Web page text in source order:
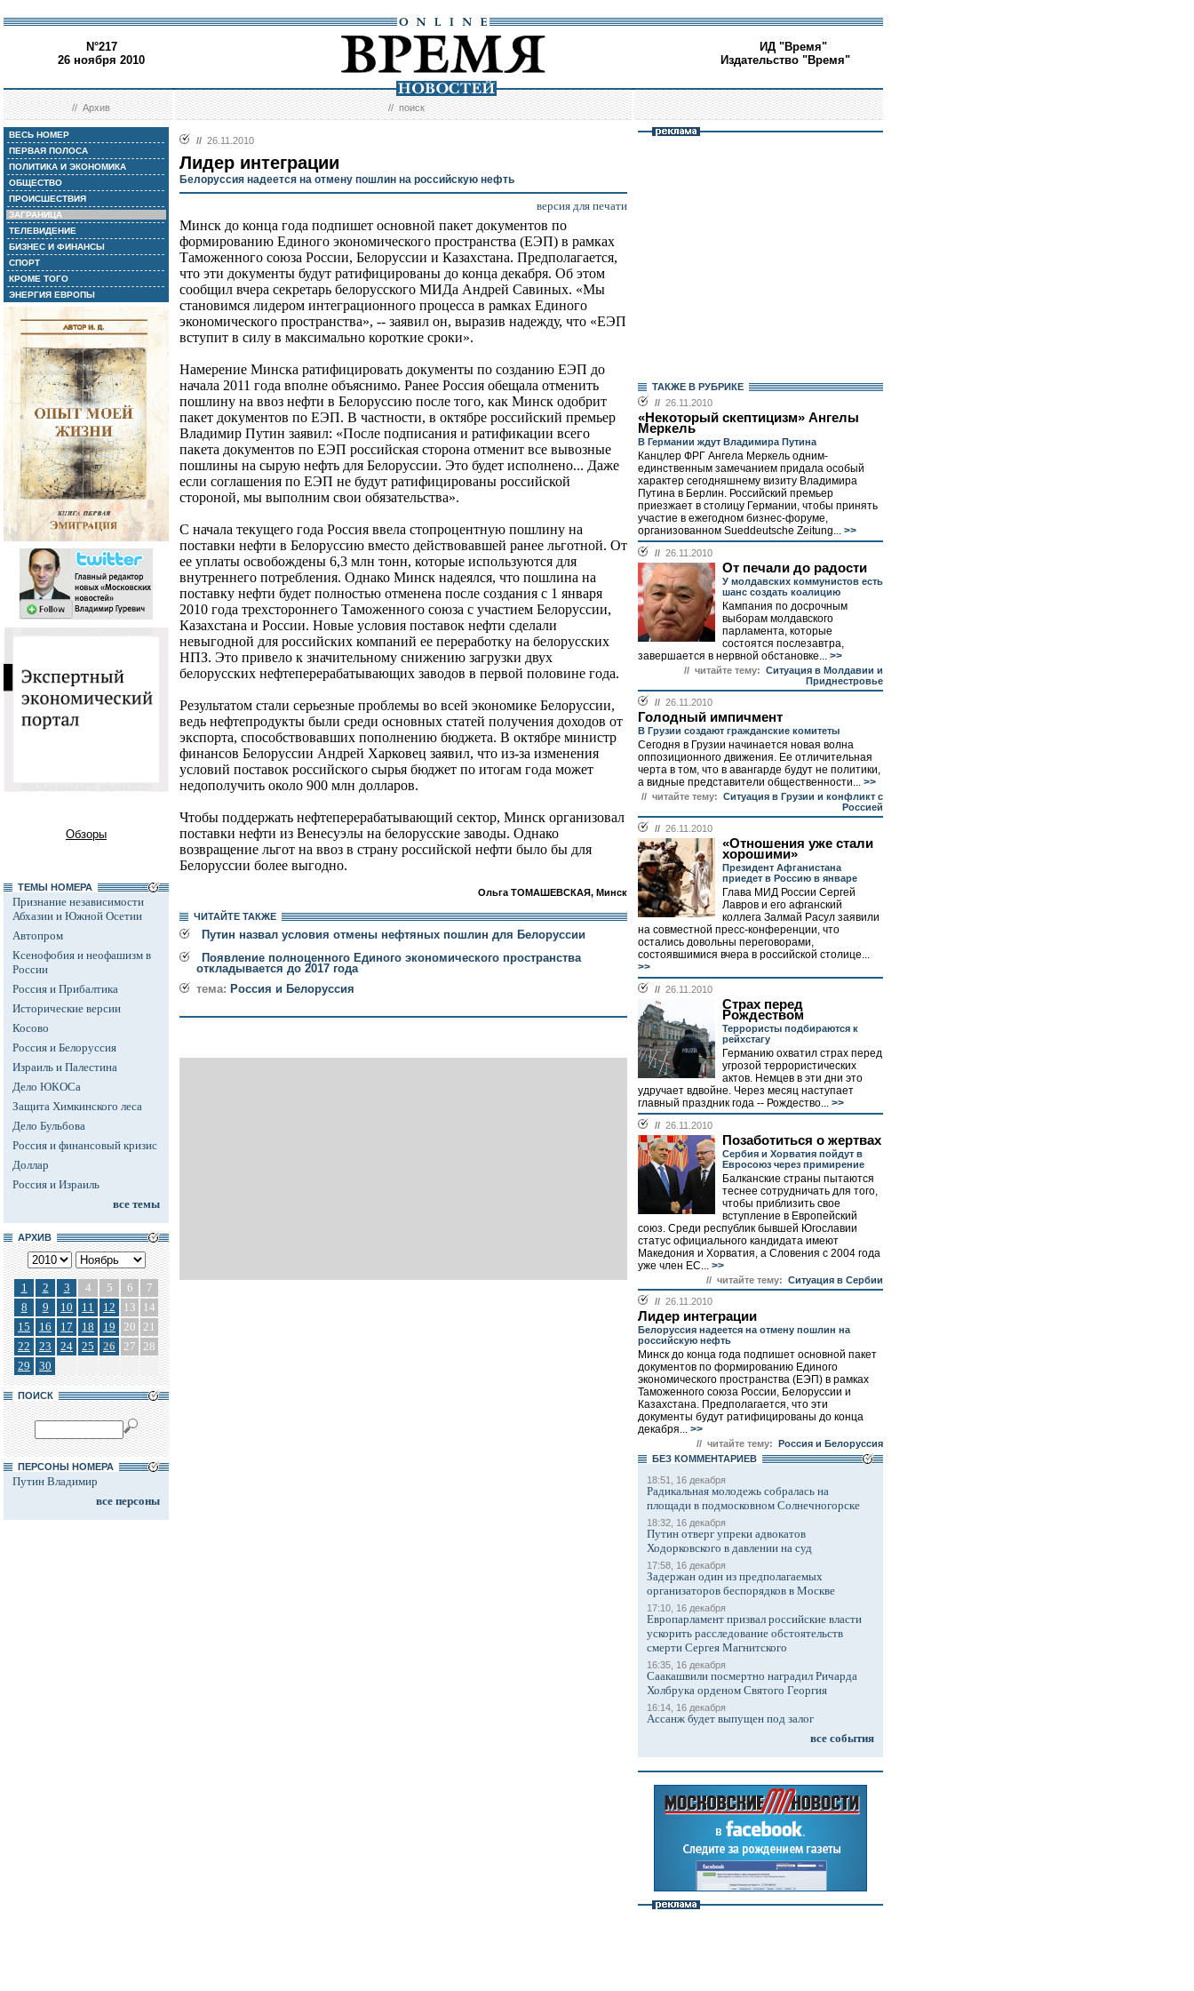
N°217
26 ноября 2010
ИД "Время"
Издательство "Время"
//Архив //поиск
ВЕСЬ НОМЕР
ПЕРВАЯ ПОЛОСА
ПОЛИТИКА И ЭКОНОМИКА
ОБЩЕСТВО
ПРОИСШЕСТВИЯ
ЗАГРАНИЦА
ТЕЛЕВИДЕНИЕ
БИЗНЕС И ФИНАНСЫ
СПОРТ
КРОМЕ ТОГО
ЭНЕРГИЯ ЕВРОПЫ
Обзоры
ТЕМЫ НОМЕРА
Признание независимости
Абхазии и Южной Осетии
Автопром
Ксенофобия и неофашизм в
России
Россия и Прибалтика
Исторические версии
Косово
Россия и Белоруссия
Израиль и Палестина
Дело ЮКОСа
Защита Химкинского леса
Дело Бульбова
Россия и финансовый кризис
Доллар
Россия и Израиль
все темы
АРХИВ
1 2 3 4 5 6
7
8
9 10 11 12 13
14
15
16 17 18 19 20 21
22
23 24 25 26 27 28
29
30
ПОИСК
ПЕРСОНЫ НОМЕРА
Путин Владимир
все персоны
// 26.11.2010
Лидер интеграции
Белоруссия надеется на отмену пошлин на российскую нефть
версия для печати
Минск до конца года подпишет основной пакет документов по
формированию Единого экономического пространства (ЕЭП) в рамках
Таможенного союза России, Белоруссии и Казахстана. Предполагается,
что эти документы будут ратифицированы до конца декабря. Об этом
сообщил вчера секретарь белорусского МИДа Андрей Савиных. «Мы
становимся лидером интеграционного процесса в рамках Единого
экономического пространства», -- заявил он, выразив надежду, что «ЕЭП
вступит в силу в максимально короткие сроки».
Намерение Минска ратифицировать документы по созданию ЕЭП до
начала 2011 года вполне объяснимо. Ранее Россия обещала отменить
пошлину на ввоз нефти в Белоруссию после того, как Минск одобрит
пакет документов по ЕЭП. В частности, в октябре российский премьер
Владимир Путин заявил: «После подписания и ратификации всего
пакета документов по ЕЭП российская сторона отменит все вывозные
пошлины на сырую нефть для Белоруссии. Это будет исполнено... Даже
если соглашения по ЕЭП не будут ратифицированы российской
стороной, мы выполним свои обязательства».
С начала текущего года Россия ввела стопроцентную пошлину на
поставки нефти в Белоруссию вместо действовавшей ранее льготной. От
ее уплаты освобождены 6,3 млн тонн, которые используются для
внутреннего потребления. Однако Минск надеялся, что пошлина на
поставку нефти будет полностью отменена после создания с 1 января
2010 года трехстороннего Таможенного союза с участием Белоруссии,
Казахстана и России. Новые условия поставок нефти сделали
невыгодной для российских компаний ее переработку на белорусских
НПЗ. Это привело к значительному снижению загрузки двух
белорусских нефтеперерабатывающих заводов в первой половине года.
Результатом стали серьезные проблемы во всей экономике Белоруссии,
ведь нефтепродукты были среди основных статей получения доходов от
экспорта, способствовавших пополнению бюджета. В октябре министр
финансов Белоруссии Андрей Харковец заявил, что из-за изменения
условий поставок российского сырья бюджет по итогам года может
недополучить около 900 млн долларов.
Чтобы поддержать нефтеперерабатывающий сектор, Минск организовал
поставки нефти из Венесуэлы на белорусские заводы. Однако
возвращение льгот на ввоз в страну российской нефти было бы для
Белоруссии более выгодно.
Ольга ТОМАШЕВСКАЯ, Минск
ЧИТАЙТЕ ТАКЖЕ
Путин назвал условия отмены нефтяных пошлин для Белоруссии
Появление полноценного Единого экономического пространства
откладывается до 2017 года
тема: Россия и Белоруссия
ТАКЖЕ В РУБРИКЕ
// 26.11.2010
«Некоторый скептицизм» Ангелы
Меркель
В Германии ждут Владимира Путина
Канцлер ФРГ Ангела Меркель одним-
единственным замечанием придала особый
характер сегодняшнему визиту Владимира
Путина в Берлин. Российский премьер
приезжает в столицу Германии, чтобы принять
участие в ежегодном бизнес-форуме,
организованном Sueddeutsche Zeitung... >>
// 26.11.2010
От печали до радости
У молдавских коммунистов есть
шанс создать коалицию
Кампания по досрочным
выборам молдавского
парламента, которые
состоятся послезавтра,
завершается в нервной обстановке... >>
// читайте тему: Ситуация в Молдавии и
Приднестровье
// 26.11.2010
Голодный импичмент
В Грузии создают гражданские комитеты
Сегодня в Грузии начинается новая волна
оппозиционного движения. Ее отличительная
черта в том, что в авангарде будут не политики,
а видные представители общественности... >>
// читайте тему: Ситуация в Грузии и конфликт с
Россией
// 26.11.2010
«Отношения уже стали
хорошими»
Президент Афганистана
приедет в Россию в январе
Глава МИД России Сергей
Лавров и его афганский
коллега Залмай Расул заявили
на совместной пресс-конференции, что
остались довольны переговорами,
состоявшимися вчера в российской столице...
>>
// 26.11.2010
Страх перед
Рождеством
Террористы подбираются к
рейхстагу
Германию охватил страх перед
угрозой террористических
актов. Немцев в эти дни это
удручает вдвойне. Через месяц наступает
главный праздник года -- Рождество... >>
// 26.11.2010
Позаботиться о жертвах
Сербия и Хорватия пойдут в
Евросоюз через примирение
Балканские страны пытаются
теснее сотрудничать для того,
чтобы приблизить свое
вступление в Европейский
союз. Среди республик бывшей Югославии
статус официального кандидата имеют
Македония и Хорватия, а Словения с 2004 года
уже член ЕС... >>
// читайте тему: Ситуация в Сербии
// 26.11.2010
Лидер интеграции
Белоруссия надеется на отмену пошлин на
российскую нефть
Минск до конца года подпишет основной пакет
документов по формированию Единого
экономического пространства (ЕЭП) в рамках
Таможенного союза России, Белоруссии и
Казахстана. Предполагается, что эти
документы будут ратифицированы до конца
декабря... >>
// читайте тему: Россия и Белоруссия
БЕЗ КОМMЕНТАРИЕВ
18:51, 16 декабря
Радикальная молодежь собралась на
площади в подмосковном Солнечногорске
18:32, 16 декабря
Путин отверг упреки адвокатов
Ходорковского в давлении на суд
17:58, 16 декабря
Задержан один из предполагаемых
организаторов беспорядков в Москве
17:10, 16 декабря
Европарламент призвал российские власти
ускорить расследование обстоятельств
смерти Сергея Магнитского
16:35, 16 декабря
Саакашвили посмертно наградил Ричарда
Холбрука орденом Святого Георгия
16:14, 16 декабря
Ассанж будет выпущен под залог
все события